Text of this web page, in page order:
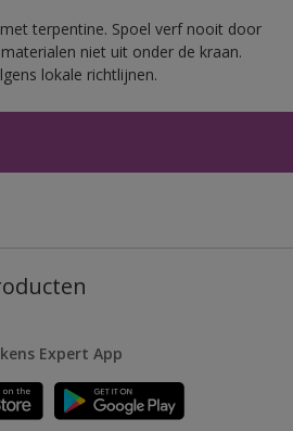
terpentine. Spoel verf nooit door
niet uit onder de kraan.
lokale richtlijnen.
Expert App